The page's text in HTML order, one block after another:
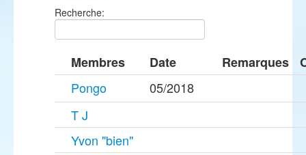
Recherche:
Membres Date Remarques
Pongo
05/2018
T J
Yvon "bien"